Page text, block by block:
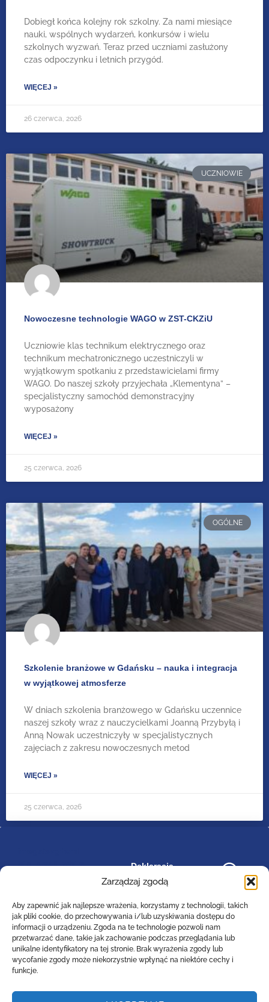
Zarządzaj zgodą
Aby zapewnić jak najlepsze wrażenia, korzystamy z technologii, takich
jak pliki cookie, do przechowywania i/lub uzyskiwania dostępu do
informacji o urządzeniu. Zgoda na te technologie pozwoli nam
przetwarzać dane, takie jak zachowanie podczas przeglądania lub
unikalne identyfikatory na tej stronie. Brak wyrażenia zgody lub
wycofanie zgody może niekorzystnie wpłynąć na niektóre cechy i
funkcje.
Dobiegł końca kolejny rok szkolny. Za nami miesiące
nauki, wspólnych wydarzeń, konkursów i wielu
szkolnych wyzwań. Teraz przed uczniami zasłużony
czas odpoczynku i letnich przygód.
WIĘCEJ »
26 czerwca, 2026
UCZNIOWIE
Nowoczesne technologie WAGO w ZST-CKZiU
Uczniowie klas technikum elektrycznego oraz
technikum mechatronicznego uczestniczyli w
wyjątkowym spotkaniu z przedstawicielami firmy
WAGO. Do naszej szkoły przyjechała „Klementyna” –
specjalistyczny samochód demonstracyjny
wyposażony
WIĘCEJ »
25 czerwca, 2026
OGÓLNE
Szkolenie branżowe w Gdańsku – nauka i integracja
w wyjątkowej atmosferze
W dniach szkolenia branżowego w Gdańsku uczennice
naszej szkoły wraz z nauczycielkami Joanną Przybyłą i
Anną Nowak uczestniczyły w specjalistycznych
zajęciach z zakresu nowoczesnych metod
WIĘCEJ »
25 czerwca, 2026
Deklaracja
Zespół Szkół Technicznych
Centrum Kształcenia Zawodowego i Ustawicznego
w Lesznie
ul. Narutowicza 74a, 64-100 Leszno (woj. wielkopolskie)